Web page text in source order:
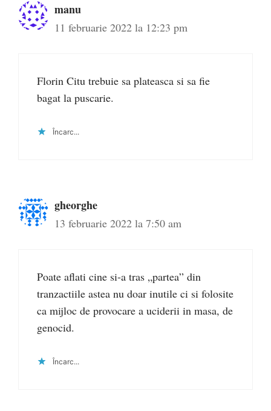
manu
11 februarie 2022 la 12:23 pm
Florin Citu trebuie sa plateasca si sa fie
bagat la puscarie.
Încarc...
gheorghe
13 februarie 2022 la 7:50 am
Poate aflati cine si-a tras „partea” din
tranzactiile astea nu doar inutile ci si folosite
ca mijloc de provocare a uciderii in masa, de
genocid.
Încarc...